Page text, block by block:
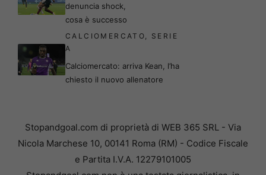
denuncia shock,
cosa è successo
CALCIOMERCATO, SERIE
A
Calciomercato: arriva Kean, l’ha
chiesto il nuovo allenatore
Stopandgoal.com di proprietà di WEB 365 SRL - Via
Nicola Marchese 10, 00141 Roma (RM) - Codice Fiscale
e Partita I.V.A. 12279101005